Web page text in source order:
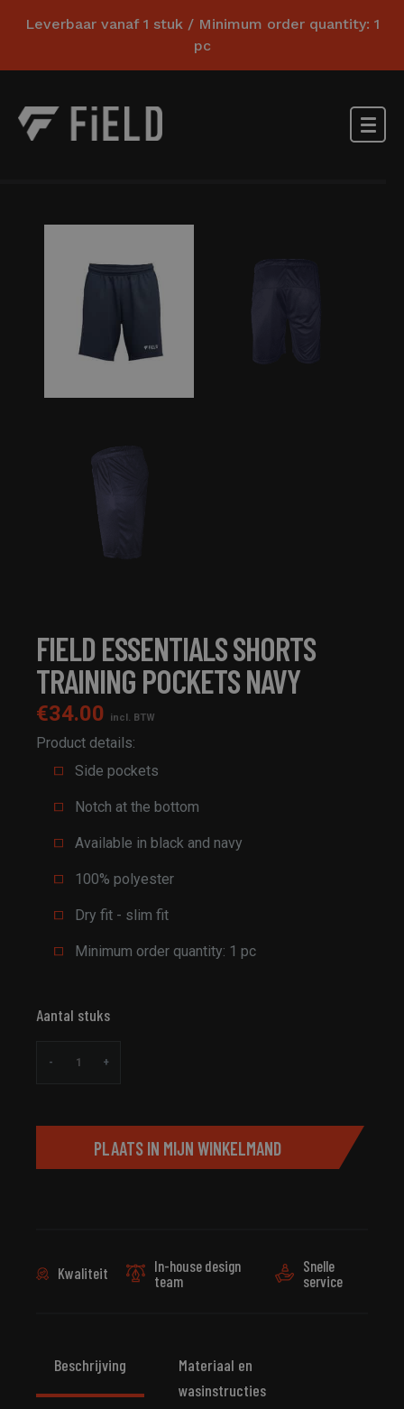
Leverbaar vanaf 1 stuk / Minimum order quantity: 1
pc
FIELD ESSENTIALS SHORTS
TRAINING POCKETS NAVY
€34.00 incl. BTW
Product details:
Side pockets
Notch at the bottom
Available in black and navy
100% polyester
Dry fit - slim fit
Minimum order quantity: 1 pc
Aantal stuks
- +
PLAATS IN MIJN WINKELMAND
Kwaliteit
In-house design
team
Snelle
service
Beschrijving
Materiaal en
wasinstructies